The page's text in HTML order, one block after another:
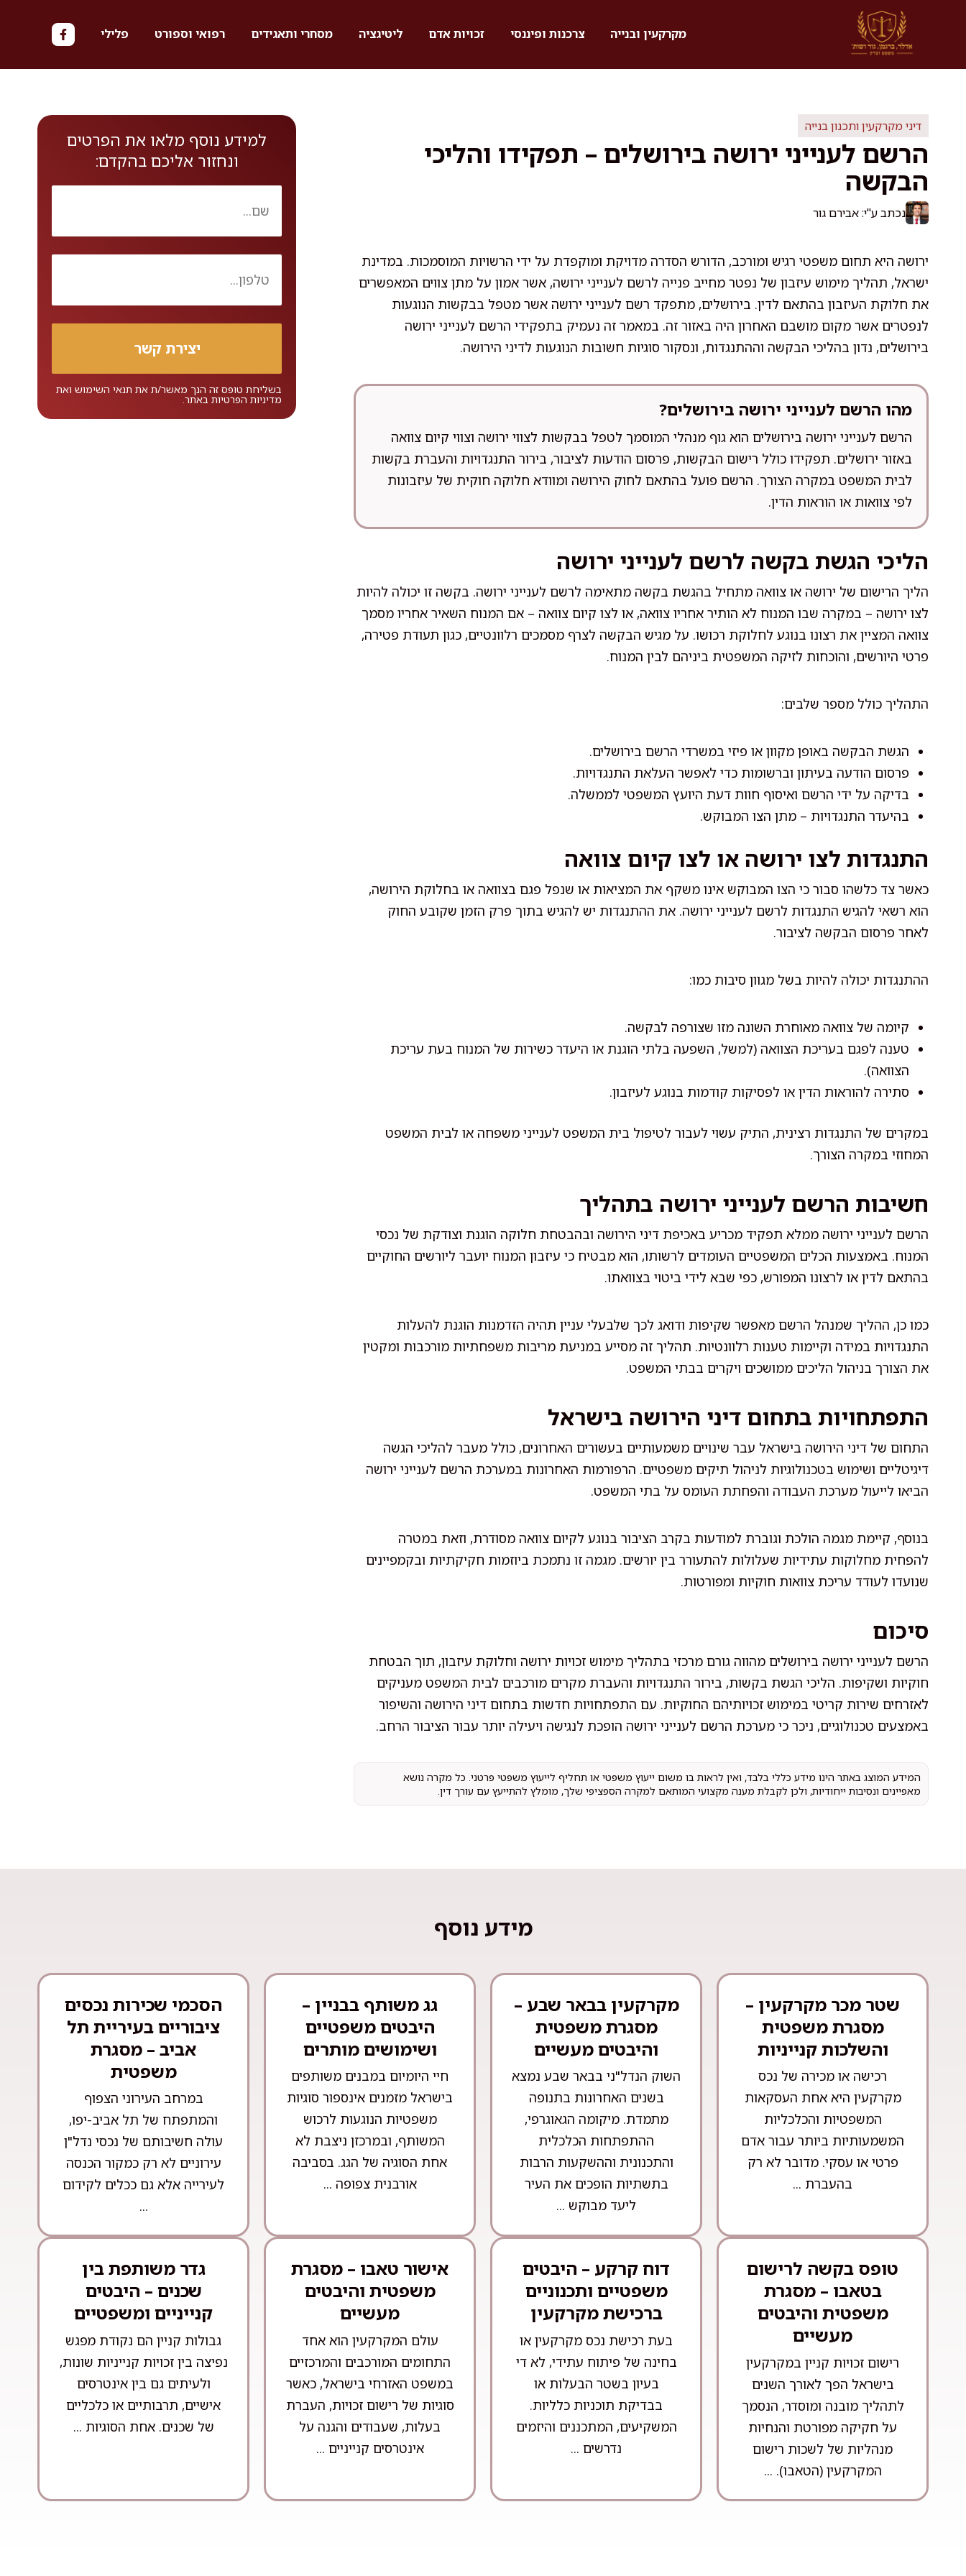
מקרקעין ובנייה צרכנות ופיננסי זכויות אדם ליטיגציה מסחרי ותאגידים רפואי וספורט פלילי
דיני מקרקעין ותכנון בנייה
הרשם לענייני ירושה בירושלים – תפקידו והליכי
הבקשה
נכתב ע"י: אבירם גור
ירושה היא תחום משפטי רגיש ומורכב, הדורש הסדרה מדויקת ומוקפדת על ידי הרשויות המוסמכות. במדינת
ישראל, תהליך מימוש עיזבון של נפטר מחייב פנייה לרשם לענייני ירושה, אשר אמון על מתן צווים המאפשרים
את חלוקת העיזבון בהתאם לדין. בירושלים, מתפקד רשם לענייני ירושה אשר מטפל בבקשות הנוגעות
לנפטרים אשר מקום מושבם האחרון היה באזור זה. במאמר זה נעמיק בתפקידי הרשם לענייני ירושה
בירושלים, נדון בהליכי הבקשה וההתנגדות, ונסקור סוגיות חשובות הנוגעות לדיני הירושה.
מהו הרשם לענייני ירושה בירושלים?
הרשם לענייני ירושה בירושלים הוא גוף מנהלי המוסמך לטפל בבקשות לצווי ירושה וצווי קיום צוואה
באזור ירושלים. תפקידו כולל רישום הבקשות, פרסום הודעות לציבור, בירור התנגדויות והעברת בקשות
לבית המשפט במקרה הצורך. הרשם פועל בהתאם לחוק הירושה ומוודא חלוקה חוקית של עיזבונות
לפי צוואות או הוראות הדין.
הליכי הגשת בקשה לרשם לענייני ירושה
הליך הרישום של ירושה או צוואה מתחיל בהגשת בקשה מתאימה לרשם לענייני ירושה. בקשה זו יכולה להיות
לצו ירושה – במקרה שבו המנוח לא הותיר אחריו צוואה, או לצו קיום צוואה – אם המנוח השאיר אחריו מסמך
צוואה המציין את רצונו בנוגע לחלוקת רכושו. על מגיש הבקשה לצרף מסמכים רלוונטיים, כגון תעודת פטירה,
פרטי היורשים, והוכחות לזיקה המשפטית ביניהם לבין המנוח.
התהליך כולל מספר שלבים:
הגשת הבקשה באופן מקוון או פיזי במשרדי הרשם בירושלים.
פרסום הודעה בעיתון וברשומות כדי לאפשר העלאת התנגדויות.
בדיקה על ידי הרשם ואיסוף חוות דעת היועץ המשפטי לממשלה.
בהיעדר התנגדויות – מתן הצו המבוקש.
התנגדות לצו ירושה או לצו קיום צוואה
כאשר צד כלשהו סבור כי הצו המבוקש אינו משקף את המציאות או שנפל פגם בצוואה או בחלוקת הירושה,
הוא רשאי להגיש התנגדות לרשם לענייני ירושה. את ההתנגדות יש להגיש בתוך פרק הזמן שקובע החוק
לאחר פרסום הבקשה לציבור.
ההתנגדות יכולה להיות בשל מגוון סיבות כמו:
קיומה של צוואה מאוחרת השונה מזו שצורפה לבקשה.
טענה לפגם בעריכת הצוואה (למשל, השפעה בלתי הוגנת או היעדר כשירות של המנוח בעת עריכת
הצוואה).
סתירה להוראות הדין או לפסיקות קודמות בנוגע לעיזבון.
במקרים של התנגדות רצינית, התיק עשוי לעבור לטיפול בית המשפט לענייני משפחה או לבית המשפט
המחוזי במקרה הצורך.
חשיבות הרשם לענייני ירושה בתהליך
הרשם לענייני ירושה ממלא תפקיד מכריע באכיפת דיני הירושה ובהבטחת חלוקה הוגנת וצודקת של נכסי
המנוח. באמצעות הכלים המשפטיים העומדים לרשותו, הוא מבטיח כי עיזבון המנוח יועבר ליורשים החוקיים
בהתאם לדין או לרצונו המפורש, כפי שבא לידי ביטוי בצוואתו.
כמו כן, ההליך שמנהל הרשם מאפשר שקיפות ודואג לכך שלבעלי עניין תהיה הזדמנות הוגנת להעלות
התנגדויות במידה וקיימות טענות רלוונטיות. תהליך זה מסייע במניעת מריבות משפחתיות מורכבות ומקטין
את הצורך בניהול הליכים ממושכים ויקרים בבתי המשפט.
התפתחויות בתחום דיני הירושה בישראל
התחום של דיני הירושה בישראל עבר שינויים משמעותיים בעשורים האחרונים, כולל מעבר להליכי הגשה
דיגיטליים ושימוש בטכנולוגיות לניהול תיקים משפטיים. הרפורמות האחרונות במערכת הרשם לענייני ירושה
הביאו לייעול מערכת העבודה והפחתת העומס על בתי המשפט.
בנוסף, קיימת מגמה הולכת וגוברת למודעות בקרב הציבור בנוגע לקיום צוואה מסודרת, וזאת במטרה
להפחית מחלוקות עתידיות שעלולות להתעורר בין יורשים. מגמה זו נתמכת ביוזמות חקיקתיות ובקמפיינים
שנועדו לעודד עריכת צוואות חוקיות ומפורטות.
סיכום
הרשם לענייני ירושה בירושלים מהווה גורם מרכזי בתהליך מימוש זכויות ירושה וחלוקת עיזבון, תוך הבטחת
חוקיות ושקיפות. הליכי הגשת בקשות, בירור התנגדויות והעברת מקרים מורכבים לבית המשפט מעניקים
לאזרחים שירות קריטי במימוש זכויותיהם החוקיות. עם התפתחויות חדשות בתחום דיני הירושה והשיפור
באמצעים טכנולוגיים, ניכר כי מערכת הרשם לענייני ירושה הופכת לנגישה ויעילה יותר עבור הציבור הרחב.
המידע המוצג באתר הינו מידע כללי בלבד, ואין לראות בו משום ייעוץ משפטי או תחליף לייעוץ משפטי פרטני. כל מקרה נושא
מאפיינים ונסיבות ייחודיות, ולכן לקבלת מענה מקצועי המותאם למקרה הספציפי שלך, מומלץ להתייעץ עם עורך דין.
למידע נוסף מלאו את הפרטים
ונחזור אליכם בהקדם:
בשליחת טופס זה הנך מאשר/ת את תנאי השימושואת
מדיניות הפרטיותבאתר.
מידע נוסף
שטר מכר מקרקעין –
מסגרת משפטית
והשלכות קנייניות
רכישה או מכירה של נכס
מקרקעין היא אחת העסקאות
המשפטיות והכלכליות
המשמעותיות ביותר עבור אדם
פרטי או עסקי. מדובר לא רק
בהעברת ...
מקרקעין בבאר שבע –
מסגרת משפטית
והיבטים מעשיים
השוק הנדל"ני בבאר שבע נמצא
בשנים האחרונות בתנופה
מתמדת. מיקומה הגאוגרפי,
ההתפתחות הכלכלית
והתכנונית וההשקעות הרבות
בתשתיות הופכים את העיר
ליעד מבוקש ...
גג משותף בבניין –
היבטים משפטיים
ושימושים מותרים
חיי היומיום במבנים משותפים
בישראל מזמנים אינספור סוגיות
משפטיות הנוגעות לרכוש
המשותף, ובמרכזן ניצבת לא
אחת הסוגיה של הגג. בסביבה
אורבנית צפופה ...
הסכמי שכירות נכסים
ציבוריים בעיריית תל
אביב – מסגרת
משפטית
במרחב העירוני הצפוף
והמתפתח של תל אביב-יפו,
עולה חשיבותם של נכסי נדל"ן
עירוניים לא רק כמקור הכנסה
לעירייה אלא גם ככלים לקידום
...
טופס בקשה לרישום
בטאבו – מסגרת
משפטית והיבטים
מעשיים
רישום זכויות קניין במקרקעין
בישראל הפך לאורך השנים
לתהליך מובנה ומוסדר, הנסמך
על חקיקה מפורטת והנחיות
מנהליות של לשכות רישום
המקרקעין (הטאבו). ...
דוח קרקע – היבטים
משפטיים ותכנוניים
ברכישת מקרקעין
בעת רכישת נכס מקרקעין או
בחינה של פיתוח עתידי, לא די
בעיון בשטר הבעלות או
בבדיקת תוכניות כלליות.
המשקיעים, המתכננים והיזמים
נדרשים ...
אישור טאבו – מסגרת
משפטית והיבטים
מעשיים
עולם המקרקעין הוא אחד
התחומים המורכבים והמרכזיים
במשפט האזרחי בישראל, כאשר
סוגיות של רישום זכויות, העברת
בעלות, שעבודים והגנה על
אינטרסים קנייניים ...
גדר משותפת בין
שכנים – היבטים
קנייניים ומשפטיים
גבולות קניין הם נקודת מפגש
נפיצה בין זכויות קנייניות שונות,
ולעיתים גם בין אינטרסים
אישיים, תרבותיים או כלכליים
של שכנים. אחת הסוגיות ...